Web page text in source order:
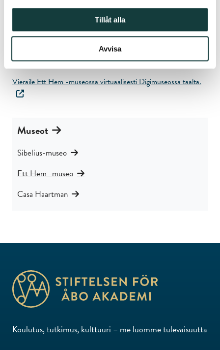
Tillåt alla
Avvisa
Ett Hem -museo
20500 Turku
Sähköposti:etthem@stiftelsenabo.fi
Vieraile Ett Hem -museossa virtuaalisesti Digimuseossa täältä.
Museot
Sibelius-museo
Ett Hem -museo
Casa Haartman
Koulutus, tutkimus, kulttuuri – me luomme tulevaisuutta